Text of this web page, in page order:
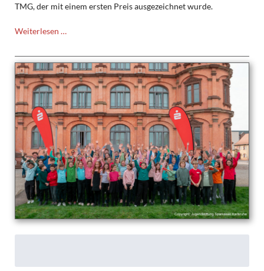
TMG, der mit einem ersten Preis ausgezeichnet wurde.
Weiterlesen …
Chorwettbewerbs
„Sing
mit“
in
der
Badnerlandhalle
Neureut